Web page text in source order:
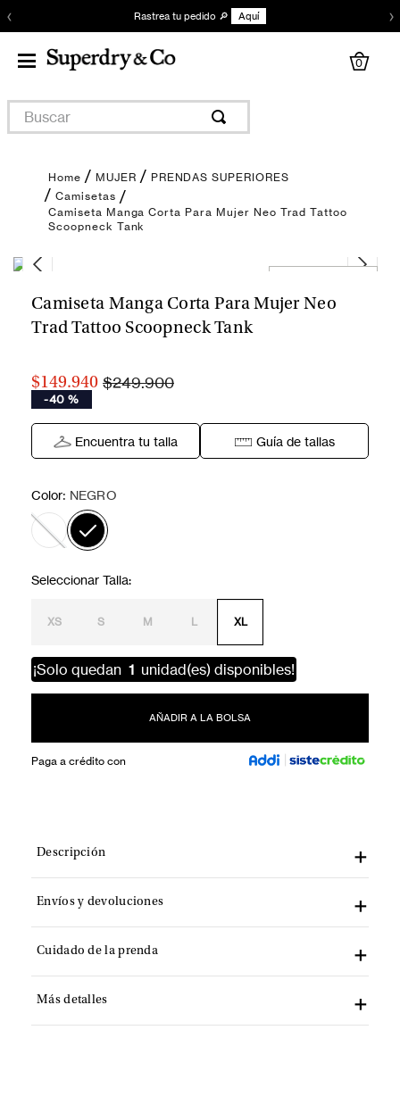
‹ Rastrea tu pedido 🔎 Aquí ›
0
Buscar
MUJER
PRENDAS SUPERIORES
Camisetas
Camiseta Manga Corta Para Mujer Neo Trad Tattoo
Scoopneck Tank
Camiseta Manga Corta Para Mujer Neo
Trad Tattoo Scoopneck Tank
$149.940 $249.900
-40 %
Encuentra tu talla Guía de tallas
Color: NEGRO
XS S M L XL
¡Solo quedan 1 unidad(es) disponibles!
AÑADIR A LA BOLSA
Paga a crédito con
Descripción
Envíos y devoluciones
Cuidado de la prenda
Más detalles